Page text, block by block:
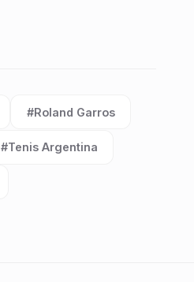
Etiqueta:
#Roland Garros
Etiqueta:
#Tenis Argentina